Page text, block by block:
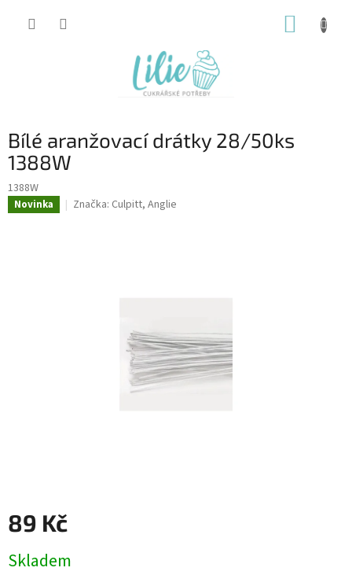
Bílé aranžovací drátky 28/50ks
1388W
1388W
Novinka Značka: Culpitt, Anglie
89 Kč
cena:
Skladem